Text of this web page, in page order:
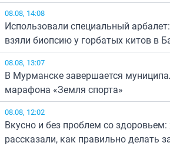
08.08, 14:08
Использовали специальный
взяли биопсию у горбатых китов в
08.08, 13:07
В Мурманске завершается
марафона «Земля спорта»
08.08, 12:02
Вкусно и без проблем со
рассказали, как правильно делать